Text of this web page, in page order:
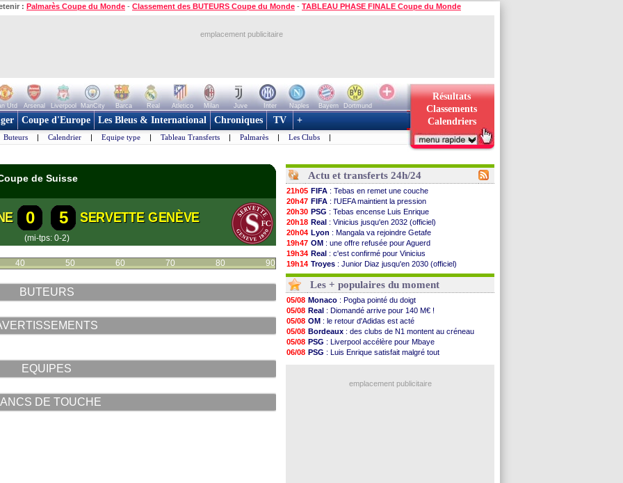
: Palmarès Coupe du Monde - Classement des BUTEURS Coupe du Monde - TABLEAU PHASE FINALE Coupe du Monde
emplacement publicitaire
Utd Arsenal Liverpool ManCity Barca Real Atletico Milan Juve Inter Naples Bayern Dortmund
Résultats
Classements
Calendriers
Coupe d'Europe Les Bleus & International Chroniques TV +
Buteurs | Calendrier | Equipe type | Tableau Transferts | Palmarès | Les Clubs |
de Suisse
0 5 SERVETTE GENÈVE
(mi-tps: 0-2)
40 50 60 70 80 90
BUTEURS
EQUIPES
DE TOUCHE
Actu et transferts 24h/24
21h05 FIFA : Tebas en remet une couche
20h47 FIFA : l'UEFA maintient la pression
20h30 PSG : Tebas encense Luis Enrique
20h18 Real : Vinicius jusqu'en 2032 (officiel)
20h04 Lyon : Mangala va rejoindre Getafe
19h47 OM : une offre refusée pour Aguerd
19h34 Real : c'est confirmé pour Vinicius
19h14 Troyes : Junior Diaz jusqu'en 2030 (officiel)
19h06 PSG: Akliouche a signé (officiel)
18h50
OM: une offre pour Bulka
18h30 PSG: contrat signé pour Akliouche
18h20
Ouganda : Owori battu à mort à Kampala
17h58
Arsenal: Arteta veut créer une dynastie
17h47
Chelsea: Palace a fait son offre pour Disasi
17h34
FIFA: le gouvernement espagnol s'en mêle
17h22
PSG : l'étonnante rumeur Gusto
17h10
Bologne : Dallinga est sur le marché
: Forlan nommé sélectionneur (officiel)
Les + populaires du moment
05/08 Monaco : Pogba pointé du doigt
05/08 Real : Diomandé arrive pour 140 M€ !
05/08 OM : le retour d'Adidas est acté
05/08 Bordeaux : des clubs de N1 montent au créneau
05/08 PSG : Liverpool accélère pour Mbaye
06/08 PSG : Luis Enrique satisfait malgré tout
emplacement publicitaire